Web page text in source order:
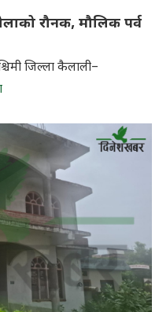
रौनक, मौलिक पर्व
जिल्ला कैलाली–